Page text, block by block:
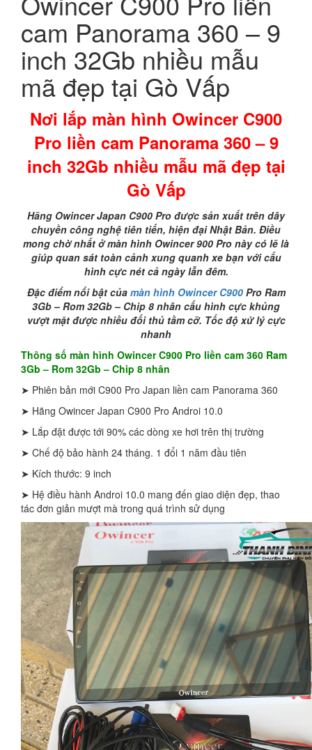
cam Panorama 360 – 9
inch 32Gb nhiều mẫu
mã đẹp tại Gò Vấp
Nơi lắp màn hình Owincer C900
Pro liền cam Panorama 360 – 9
inch 32Gb nhiều mẫu mã đẹp tại
Gò Vấp
Hãng Owincer Japan C900 Pro được sản xuất trên dây
chuyền công nghệ tiên tiến, hiện đại Nhật Bản. Điều
mong chờ nhất ở màn hình Owincer 900 Pro này có lẽ là
giúp quan sát toàn cảnh xung quanh xe bạn với cấu
hình cực nét cả ngày lẫn đêm.
Đặc điểm nổi bật của màn hình Owincer C900Pro Ram
3Gb – Rom 32Gb – Chip 8 nhân cấu hình cực khủng
vượt mặt được nhiều đối thủ tầm cỡ. Tốc độ xử lý cực
nhanh
Thông số màn hình Owincer C900 Pro liền cam 360 Ram
3Gb – Rom 32Gb – Chip 8 nhân
➤ Phiên bản mới C900 Pro Japan liền cam Panorama 360
➤ Hãng Owincer Japan C900 Pro Androi 10.0
➤ Lắp đặt được tới 90% các dòng xe hơi trên thị trường
➤ Chế độ bảo hành 24 tháng. 1 đổi 1 năm đầu tiên
➤ Kích thước: 9 inch
➤ Hệ điều hành Androi 10.0 mang đến giao diện đẹp, thao
tác đơn giản mượt mà trong quá trình sử dụng